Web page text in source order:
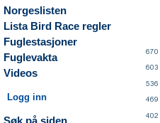
Norgeslisten
Lista Bird Race regler
Fuglestasjoner
Fuglevakta
Videos
Logg inn